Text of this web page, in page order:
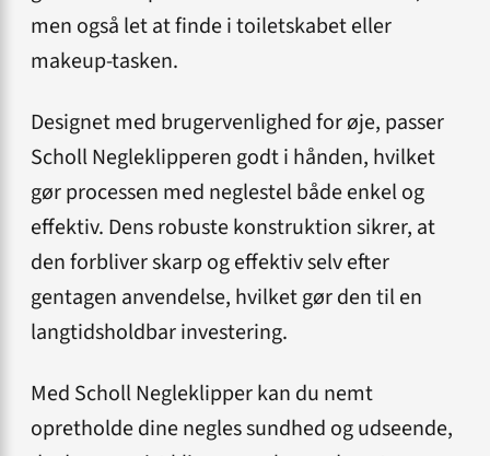
men også let at finde i toiletskabet eller
makeup-tasken.
Designet med brugervenlighed for øje, passer
Scholl Negleklipperen godt i hånden, hvilket
gør processen med neglestel både enkel og
effektiv. Dens robuste konstruktion sikrer, at
den forbliver skarp og effektiv selv efter
gentagen anvendelse, hvilket gør den til en
langtidsholdbar investering.
Med Scholl Negleklipper kan du nemt
opretholde dine negles sundhed og udseende,